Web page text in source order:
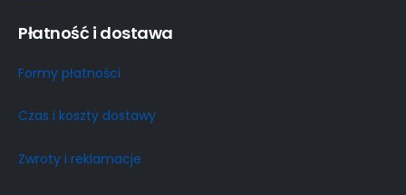
Płatność i dostawa
Formy płatności
Czas i koszty dostawy
Zwroty i reklamacje